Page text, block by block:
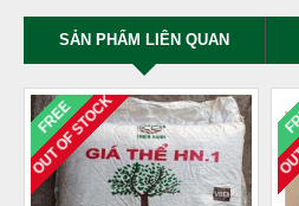
SẢN PHẨM LIÊN QUAN
FREE
OUT OF STOCK